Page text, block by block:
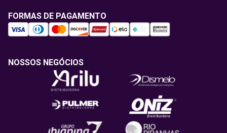
FORMAS DE PAGAMENTO
NOSSOS NEGÓCIOS